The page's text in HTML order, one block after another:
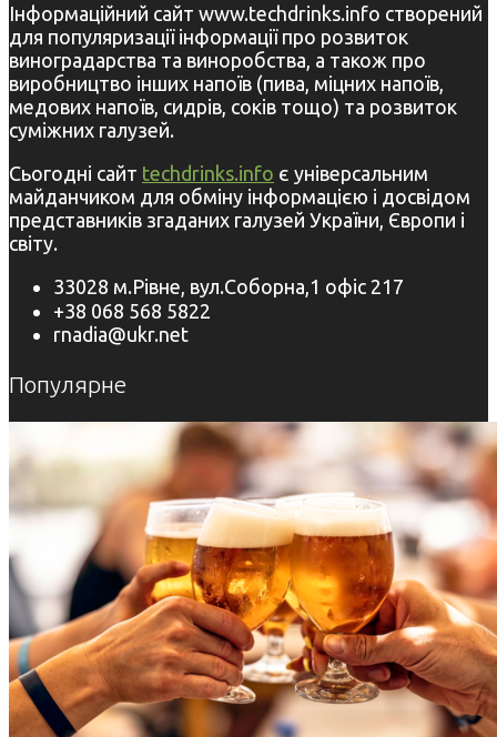
Інформаційний сайт www.techdrinks.info створений
для популяризації інформації про розвиток
виноградарства та виноробства, а також про
виробництво інших напоїв (пива, міцних напоїв,
медових напоїв, сидрів, соків тощо) та розвиток
суміжних галузей.
Сьогодні сайт techdrinks.info є універсальним
майданчиком для обміну інформацією і досвідом
представників згаданих галузей України, Європи і
світу.
33028 м.Рівне, вул.Соборна,1 офіс 217
+38 068 568 5822
rnadia@ukr.net
Популярне